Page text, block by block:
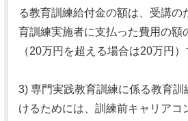
る教育訓練給付金の額は、受講の
育訓練実施者に支払った費用の額
（20万円を超える場合は20万円）
3) 専門実践教育訓練に係る教育訓
けるためには、訓練前キャリアコ